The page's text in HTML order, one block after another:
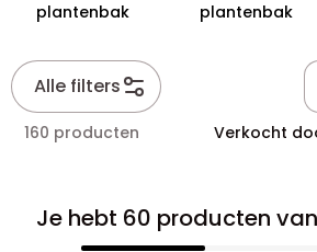
plantenbak
plantenbak
Alle filters
160 producten Verkocht
Je hebt 60 producten